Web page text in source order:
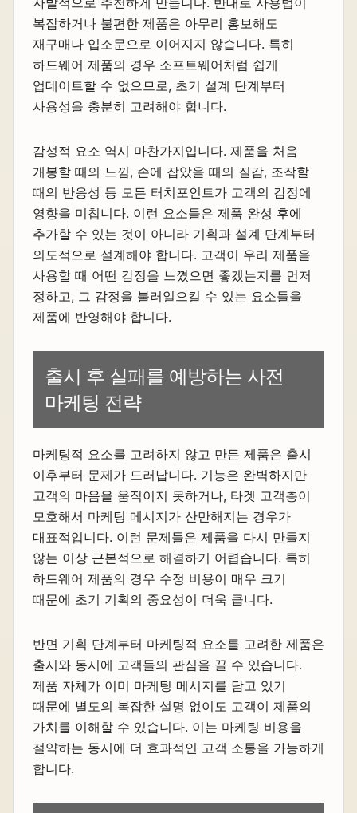
복잡하거나 불편한 제품은 아무리 홍보해도
재구매나 입소문으로 이어지지 않습니다. 특히
하드웨어 제품의 경우 소프트웨어처럼 쉽게
업데이트할 수 없으므로, 초기 설계 단계부터
사용성을 충분히 고려해야 합니다.
감성적 요소 역시 마찬가지입니다. 제품을 처음
개봉할 때의 느낌, 손에 잡았을 때의 질감, 조작할
때의 반응성 등 모든 터치포인트가 고객의 감정에
영향을 미칩니다. 이런 요소들은 제품 완성 후에
추가할 수 있는 것이 아니라 기획과 설계 단계부터
의도적으로 설계해야 합니다. 고객이 우리 제품을
사용할 때 어떤 감정을 느꼈으면 좋겠는지를 먼저
정하고, 그 감정을 불러일으킬 수 있는 요소들을
제품에 반영해야 합니다.
출시 후 실패를 예방하는 사전
마케팅 전략
마케팅적 요소를 고려하지 않고 만든 제품은 출시
이후부터 문제가 드러납니다. 기능은 완벽하지만
고객의 마음을 움직이지 못하거나, 타겟 고객층이
모호해서 마케팅 메시지가 산만해지는 경우가
대표적입니다. 이런 문제들은 제품을 다시 만들지
않는 이상 근본적으로 해결하기 어렵습니다. 특히
하드웨어 제품의 경우 수정 비용이 매우 크기
때문에 초기 기획의 중요성이 더욱 큽니다.
반면 기획 단계부터 마케팅적 요소를 고려한 제품은
출시와 동시에 고객들의 관심을 끌 수 있습니다.
제품 자체가 이미 마케팅 메시지를 담고 있기
때문에 별도의 복잡한 설명 없이도 고객이 제품의
가치를 이해할 수 있습니다. 이는 마케팅 비용을
절약하는 동시에 더 효과적인 고객 소통을 가능하게
합니다.